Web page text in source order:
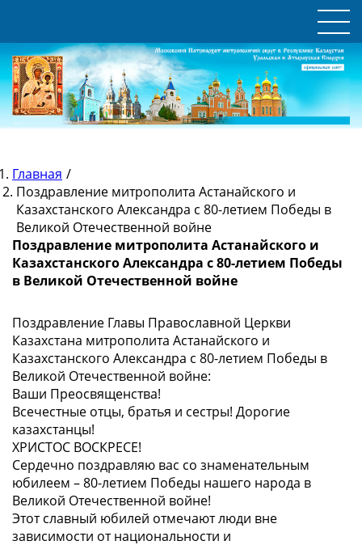
Главная /
Поздравление митрополита Астанайского и
Казахстанского Александра с 80-летием Победы в
Великой Отечественной войне
Поздравление митрополита Астанайского и
Казахстанского Александра с 80-летием Победы
в Великой Отечественной войне
Поздравление Главы Православной Церкви
Казахстана митрополита Астанайского и
Казахстанского Александра с 80-летием Победы в
Великой Отечественной войне:
Ваши Преосвященства!
Всечестные отцы, братья и сестры! Дорогие
казахстанцы!
ХРИСТОС ВОСКРЕСЕ!
Сердечно поздравляю вас со знаменательным
юбилеем – 80-летием Победы нашего народа в
Великой Отечественной войне!
Этот славный юбилей отмечают люди вне
зависимости от национальности и